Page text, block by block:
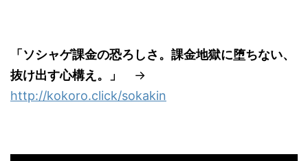
「ソシャゲ課金の恐ろしさ。課金地獄に堕ちない、
抜け出す心構え。」
→
http://kokoro.click/sokakin